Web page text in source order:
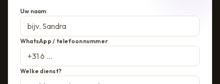
Uw naam
WhatsApp / telefoonnummer
Welke dienst?